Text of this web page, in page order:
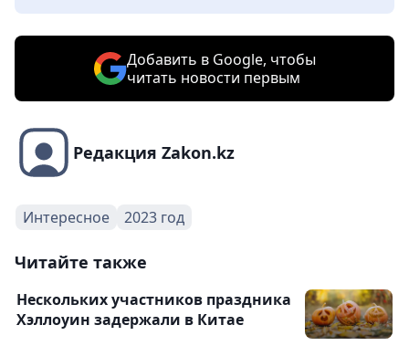
Добавить в Google, чтобы
читать новости первым
Редакция Zakon.kz
Интересное 2023 год
Читайте также
Нескольких участников праздника
Хэллоуин задержали в Китае